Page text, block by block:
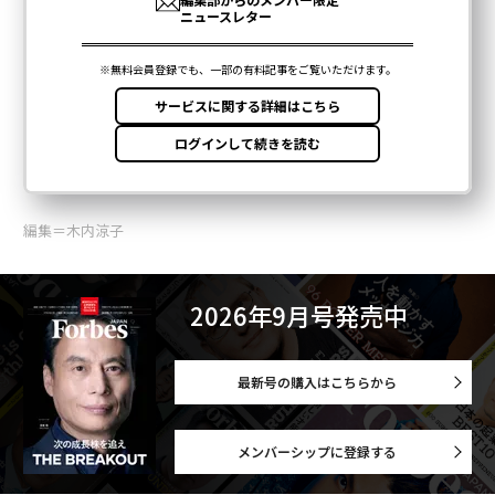
編集＝木内涼子
2026年9月号発売中
最新号の購入はこちらから
メンバーシップに登録する